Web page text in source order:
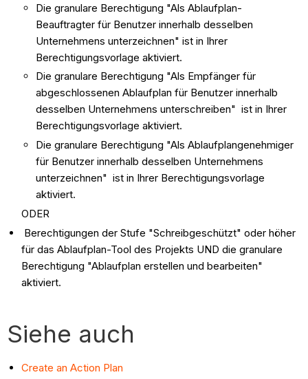
Die granulare Berechtigung "Als Ablaufplan-
Beauftragter für Benutzer innerhalb desselben
Unternehmens unterzeichnen" ist in Ihrer
Berechtigungsvorlage aktiviert.
Die granulare Berechtigung "Als Empfänger für
abgeschlossenen Ablaufplan für Benutzer innerhalb
desselben Unternehmens unterschreiben" ist in Ihrer
Berechtigungsvorlage aktiviert.
Die granulare Berechtigung "Als Ablaufplangenehmiger
für Benutzer innerhalb desselben Unternehmens
unterzeichnen" ist in Ihrer Berechtigungsvorlage
aktiviert.
ODER
Berechtigungen der Stufe "Schreibgeschützt" oder höher
für das Ablaufplan-Tool des Projekts UND die granulare
Berechtigung "Ablaufplan erstellen und bearbeiten"
aktiviert.
Siehe auch
Create an Action Plan